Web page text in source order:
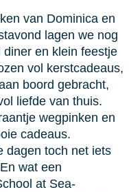
van Dominica en
lagen we nog
en klein feestje
vol kerstcadeaus,
boord gebracht,
liefde van thuis.
wegpinken en
cadeaus.
dagen toch net iets
wat een
at Sea-